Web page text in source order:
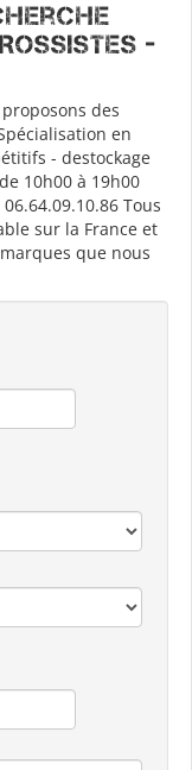
-
des
en
- destockage
10h00 à 19h00
Tous
sur la France et
que nous